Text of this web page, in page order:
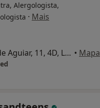
Alergologista,
· Mais
Av. António Augusto de Aguiar, 11, 4D, Lisboa • Mapa